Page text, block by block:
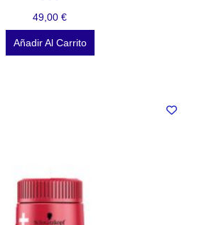
49,00 €
Añadir Al Carrito